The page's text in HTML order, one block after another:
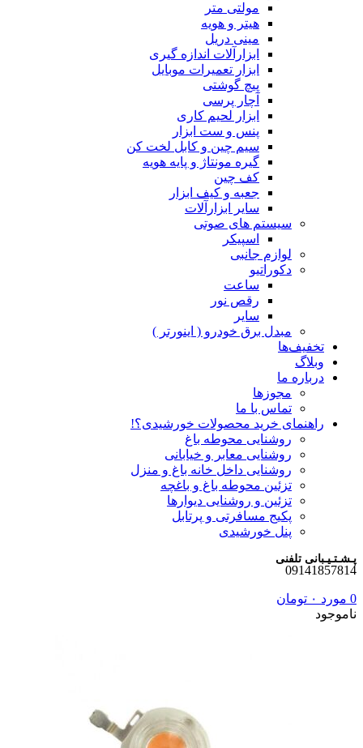
مولتی متر
هیتر و هویه
مینی دریل
ابزارآلات اندازه گیری
ابزار تعمیرات موبایل
پیچ گوشتی
آچار پرسی
ابزار لحیم کاری
پنس و ست ابزار
سیم چین و کابل لخت کن
گیره مونتاژ و پایه هویه
کف چین
جعبه و کیف ابزار
سایر ابزارآلات
سیستم های صوتی
اسپیکر
لوازم جانبی
دکوراتیو
ساعت
رقص نور
سایر
مبدل برق خودرو ( اینورتر )
تخفیف‌ها
وبلاگ
درباره ما
مجوزها
تماس با ما
راهنمای خرید محصولات خورشیدی؟!
روشنایی محوطه باغ
روشنایی معابر و خیابانی
روشنایی داخل خانه باغ و منزل
تزئین محوطه باغ و باغچه
تزئین و روشنایی دیوارها
پکیج مسافرتی و پرتابل
پنل خورشیدی
پـشـتـیـبانی تلفنی
09141857814
0 مورد ۰ تومان
ناموجود